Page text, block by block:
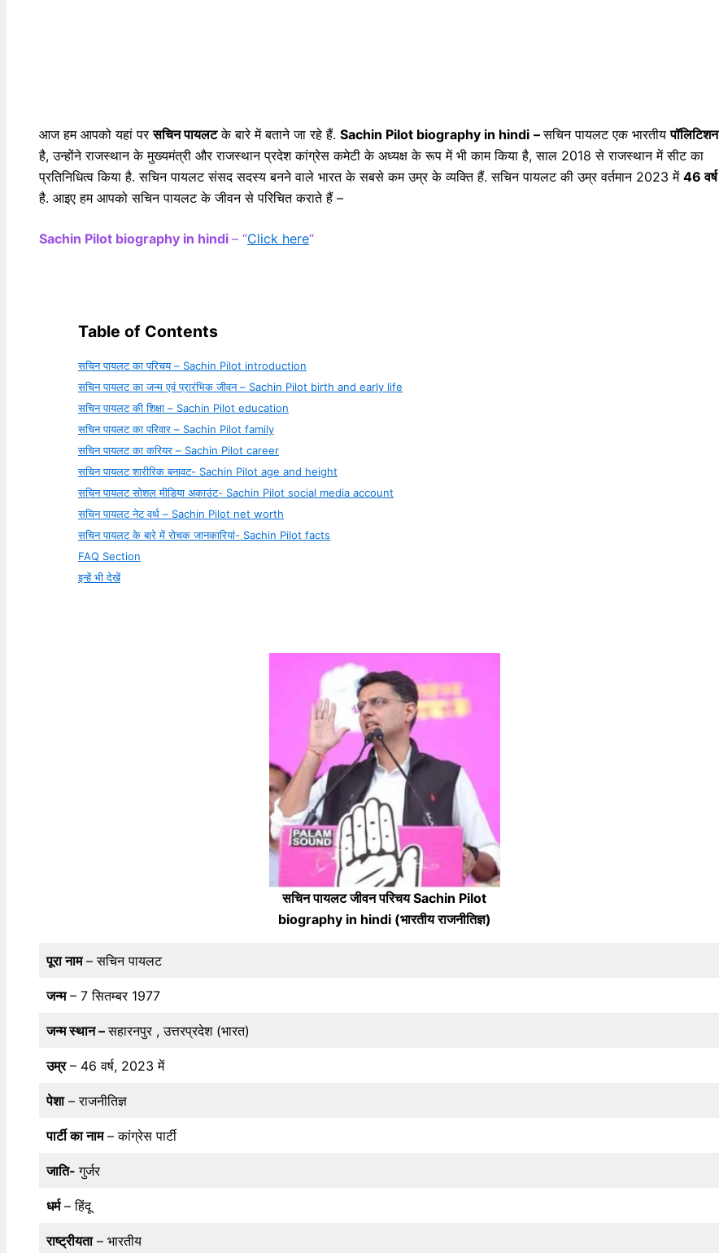
आज हम आपको यहां परसचिन पायलटके बारे में बताने जा रहे हैं. Sachin Pilot biography in hindi –सचिन पायलट एक भारतीयपॉलिटिशन
है, उन्होंने राजस्थान के मुख्यमंत्री और राजस्थान प्रदेश कांग्रेस कमेटी के अध्यक्ष के रूप में भी काम किया है, साल 2018 से राजस्थान में सीट का
प्रतिनिधित्व किया है. सचिन पायलट संसद सदस्य बनने वाले भारत के सबसे कम उम्र के व्यक्ति हैं. सचिन पायलट की उम्र वर्तमान 2023 में 46 वर्ष
है. आइए हम आपको सचिन पायलट के जीवन से परिचित कराते हैं –
Sachin Pilot biography in hindi – “Click here“
Table of Contents
सचिन पायलट का परिचय – Sachin Pilot introduction
सचिन पायलट का जन्म एवं प्रारंभिक जीवन – Sachin Pilot birth and early life
सचिन पायलट की शिक्षा – Sachin Pilot education
सचिन पायलट का परिवार – Sachin Pilot family
सचिन पायलट का करियर – Sachin Pilot career
सचिन पायलट शारीरिक बनावट- Sachin Pilot age and height
सचिन पायलट सोशल मीडिया अकाउंट- Sachin Pilot social media account
सचिन पायलट नेट वर्थ – Sachin Pilot net worth
सचिन पायलट के बारे में रोचक जानकारियां- Sachin Pilot facts
FAQ Section
इन्हें भी देखें
सचिन पायलट जीवन परिचय Sachin Pilot
biography in hindi (भारतीय राजनीतिज्ञ)
पूरा नाम– सचिन पायलट
जन्म– 7 सितम्बर 1977
जन्म स्थान –सहारनपुर , उत्तरप्रदेश (भारत)
उम्र– 46 वर्ष, 2023 में
पेशा– राजनीतिज्ञ
पार्टी का नाम– कांग्रेस पार्टी
जाति-गुर्जर
धर्म– हिंदू
राष्ट्रीयता– भारतीय